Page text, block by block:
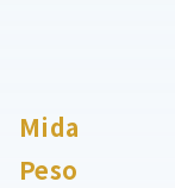
Mida
Peso